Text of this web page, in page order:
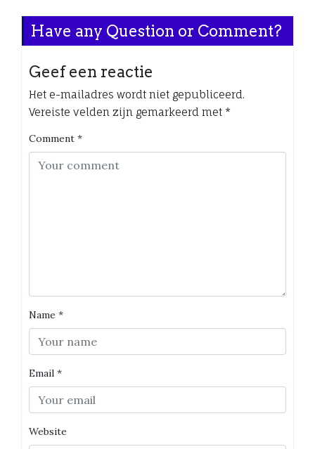
Have any Question or Comment?
Geef een reactie
Het e-mailadres wordt niet gepubliceerd.
Vereiste velden zijn gemarkeerd met *
Comment *
Name *
Email *
Website